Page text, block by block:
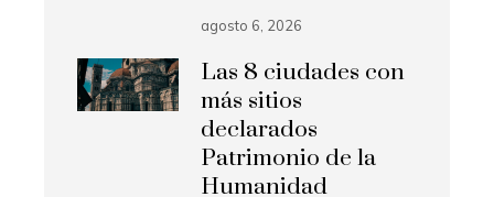
agosto 6, 2026
Las 8 ciudades con
más sitios
declarados
Patrimonio de la
Humanidad